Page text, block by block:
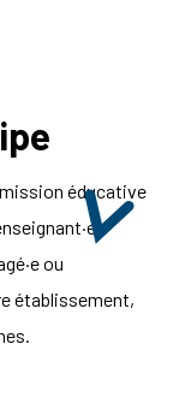
éducative
ou
établissement,